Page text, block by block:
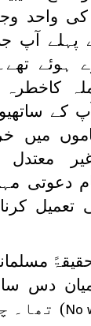
کی واحد
پہلے آپ
ہوئے
کاخطرہ
کے
میں
معتدل
دعوتی
تعمیل
دس
No) تھا۔